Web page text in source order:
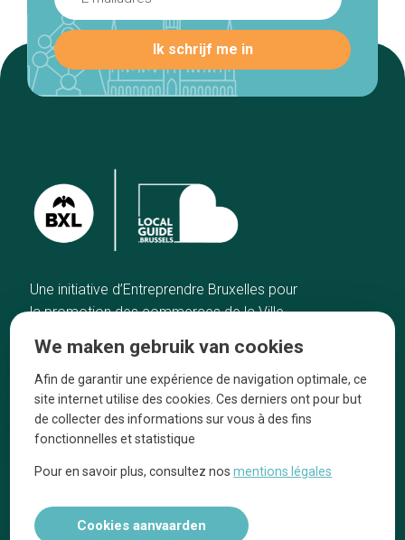
Une initiative d’Entreprendre Bruxelles pour
la promotion des commerces de la Ville
Home
De beste adressen
Blog
Winkelwijken
Tops 10
De ambachtslieden
Over ons
Ze praten over ons!
kennisgevingen
We maken gebruik van cookies
Afin de garantir une expérience de navigation optimale, ce
site internet utilise des cookies. Ces derniers ont pour but
de collecter des informations sur vous à des fins
fonctionnelles et statistique
Pour en savoir plus, consultez nosmentions légales
Cookies aanvaarden